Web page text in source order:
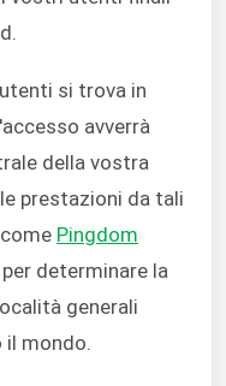
si trova in
avverrà
della vostra
prestazioni da tali
Pingdom
determinare la
generali
mondo.